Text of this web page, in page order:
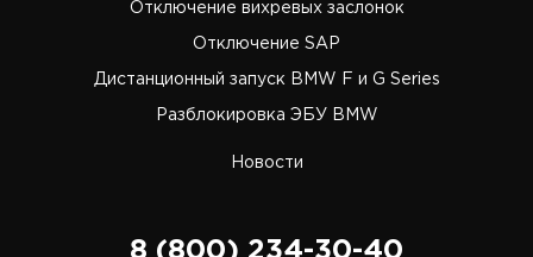
Новости
Отключение вихревых заслонок
Отключение SAP
Дистанционный запуск BMW F и G Series
Разблокировка ЭБУ BMW
8 (800) 234-30-40